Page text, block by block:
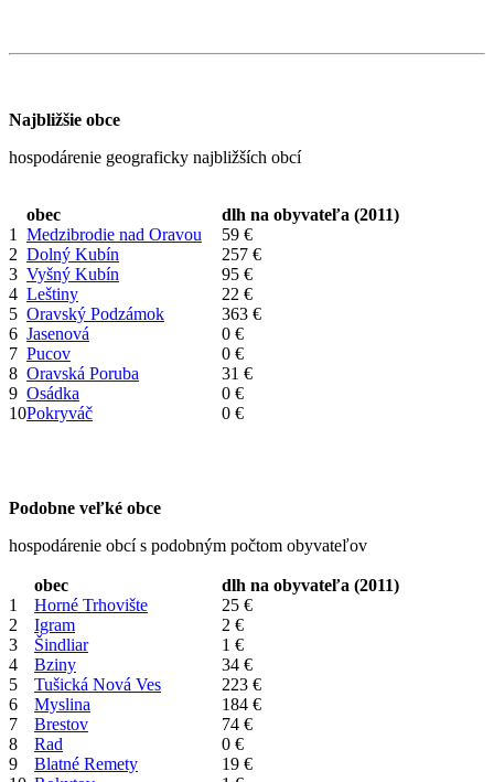
Najbližšie obce
hospodárenie geograficky najbližších obcí
obec
dlh na obyvateľa (2011)
1
Medzibrodie nad Oravou
59 €
2 Dolný Kubín
257 €
3 Vyšný Kubín
95 €
4 Leštiny
22 €
5 Oravský Podzámok
363 €
6 Jasenová
0 €
7 Pucov
0 €
8 Oravská Poruba
31 €
9 Osádka
0 €
10Pokryváč 0 €
Podobne veľké obce
hospodárenie obcí s podobným počtom obyvateľov
obec
dlh na obyvateľa (2011)
1
Horné Trhovište
25 €
2
Igram
2 €
3
Šindliar
1 €
4
Bziny
34 €
5
Tušická Nová Ves
223 €
6
Myslina
184 €
7
Brestov
74 €
8
Rad
0 €
9
Blatné Remety
19 €